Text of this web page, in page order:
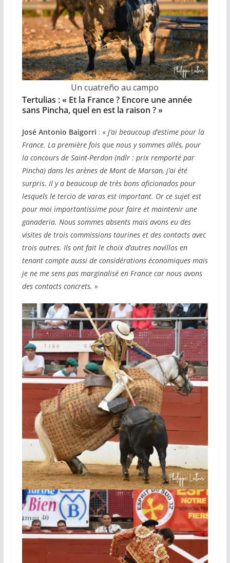
Un cuatreño au campo
Tertulias : « Et la France ? Encore une année
sans Pincha, quel en est la raison ?»
José Antonio Baigorri : « J’ai beaucoup d’estime pour la
France. La première fois que nous y sommes allés, pour
la concours de Saint-Perdon (ndlr : prix remporté par
Pincha) dans les arènes de Mont de Marsan, j’ai été
surpris. Il y a beaucoup de très bons aficionados pour
lesquels le tercio de varas est important. Or ce sujet est
pour moi importantissime pour faire et maintenir une
ganaderia. Nous sommes absents mais avons eu des
visites de trois commissions taurines et des contacts avec
trois autres. Ils ont fait le choix d’autres novillos en
tenant compte aussi de considérations économiques mais
je ne me sens pas marginalisé en France car nous avons
des contacts concrets. »